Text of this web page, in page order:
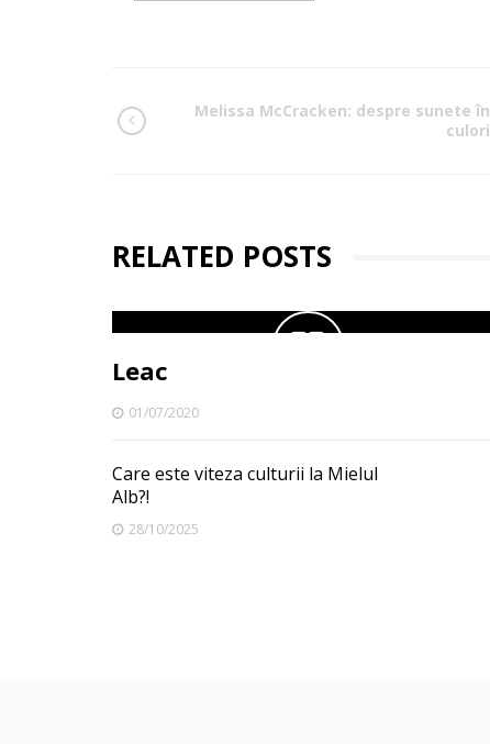
Melissa McCracken: despre sunete în
culori
RELATED POSTS
Leac
01/07/2020
Care este viteza culturii la Mielul
Alb?!
28/10/2025